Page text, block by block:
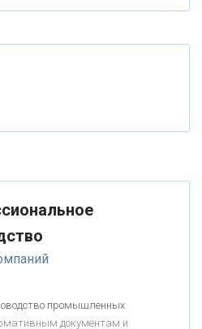
промышленных
документам и